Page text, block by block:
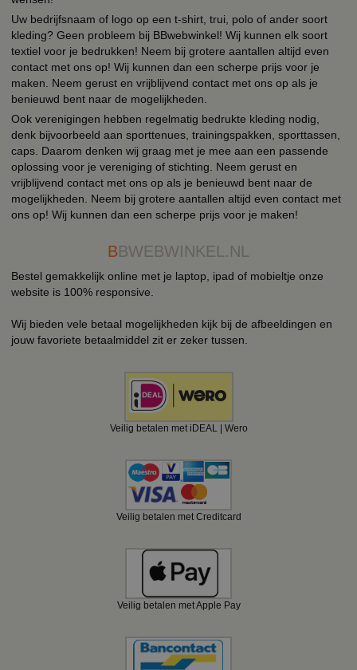
Uw bedrijfsnaam of logo op een t-shirt, trui, polo of ander soort
kleding? Geen probleem bij BBwebwinkel! Wij kunnen elk soort
textiel voor je bedrukken! Neem bij grotere aantallen altijd even
contact met ons op! Wij kunnen dan een scherpe prijs voor je
maken. Neem gerust en vrijblijvend contact met ons op als je
benieuwd bent naar de mogelijkheden.
Ook verenigingen hebben regelmatig bedrukte kleding nodig,
denk bijvoorbeeld aan sporttenues, trainingspakken, sporttassen,
caps. Daarom denken wij graag met je mee aan een passende
oplossing voor je vereniging of stichting. Neem gerust en
vrijblijvend contact met ons op als je benieuwd bent naar de
mogelijkheden. Neem bij grotere aantallen altijd even contact met
ons op! Wij kunnen dan een scherpe prijs voor je maken!
BBWEBWINKEL.NL
Bestel gemakkelijk online met je laptop, ipad of mobieltje onze
website is 100% responsive.
Wij bieden vele betaal mogelijkheden kijk bij de afbeeldingen en
jouw favoriete betaalmiddel zit er zeker tussen.
Veilig betalen met iDEAL | Wero
Veilig betalen met Creditcard
Veilig betalen met Apple Pay